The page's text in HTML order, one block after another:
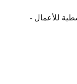
للأعمال -